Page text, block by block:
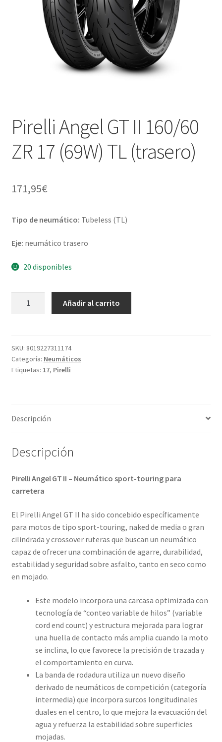
Pirelli Angel GT II 160/60
ZR 17 (69W) TL (trasero)
171,95€
Tipo de neumático: Tubeless (TL)
Eje: neumático trasero
20 disponibles
160/60
ZR
17
cantidad
Añadir al carrito
SKU: 8019227311174
Categoría: Neumáticos
Etiquetas: 17, Pirelli
Descripción
Descripción
Pirelli Angel GT II – Neumático sport-touring para
carretera
El Pirelli Angel GT II ha sido concebido específicamente
para motos de tipo sport-touring, naked de media o gran
cilindrada y crossover ruteras que buscan un neumático
capaz de ofrecer una combinación de agarre, durabilidad,
estabilidad y seguridad sobre asfalto, tanto en seco como
en mojado.
Este modelo incorpora una carcasa optimizada con
tecnología de “conteo variable de hilos” (variable
cord end count) y estructura mejorada para lograr
una huella de contacto más amplia cuando la moto
se inclina, lo que favorece la precisión de trazada y
el comportamiento en curva.
La banda de rodadura utiliza un nuevo diseño
derivado de neumáticos de competición (categoría
intermedia) que incorpora surcos longitudinales
duales en el centro, lo que mejora la evacuación del
agua y refuerza la estabilidad sobre superficies
mojadas.